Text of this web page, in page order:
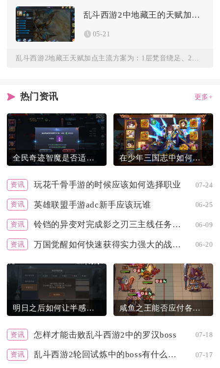
乱斗西游2中地藏王的天赋加点方案是什么
05-21
乱斗西游2地藏王天赋加点主流方案为：1层梵音绕足、2层梵音济...
热门资讯 更多+
全民奇迹智魔是否适合配带神识 在少年三国志中如何获取暗金武将
资讯 玩花千骨手游的时候应该如何选择职业 07-24
资讯 英雄联盟手游adc新手应该玩谁 06-25
资讯 铃铛的异变对完成影之刃三主线任务有何影响 06-09
资讯 万国觉醒如何快速获得实力强大的战斗部队 06-20
明日之后如何让半感染者拥有清醒的思维 咸鱼之王能否应付各类主流阵容
资讯 怎样才能击败乱斗西游2中的罗汉boss 07-18
资讯 乱斗西游2轮回试炼中的boss有什么技能 07-17